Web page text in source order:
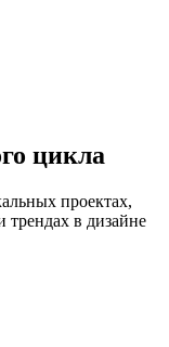
цикла
проектах,
в дизайне